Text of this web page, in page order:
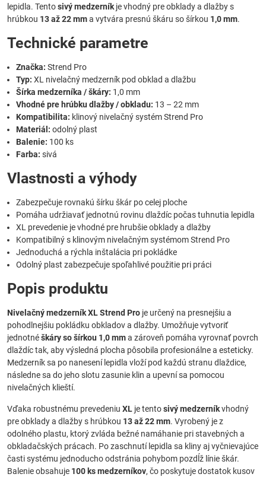
lepidla. Tentosivý medzerník je vhodný pre obklady a dlažby s
hrúbkou 13 až 22 mma vytvára presnú škáru so šírkou 1,0 mm.
Technické parametre
Značka: Strend Pro
Typ: XL nivelačný medzerník pod obklad a dlažbu
Šírka medzerníka / škáry: 1,0 mm
Vhodné pre hrúbku dlažby / obkladu: 13 – 22 mm
Kompatibilita: klinový nivelačný systém Strend Pro
Materiál: odolný plast
Balenie: 100 ks
Farba: sivá
Vlastnosti a výhody
Zabezpečuje rovnakú šírku škár po celej ploche
Pomáha udržiavať jednotnú rovinu dlaždíc počas tuhnutia lepidla
XL prevedenie je vhodné pre hrubšie obklady a dlažby
Kompatibilný s klinovým nivelačným systémom Strend Pro
Jednoduchá a rýchla inštalácia pri pokládke
Odolný plast zabezpečuje spoľahlivé použitie pri práci
Popis produktu
Nivelačný medzerník XL Strend Pro je určený na presnejšiu a
pohodlnejšiu pokládku obkladov a dlažby. Umožňuje vytvoriť
jednotnéškáry so šírkou 1,0 mma zároveň pomáha vyrovnať povrch
dlaždíc tak, aby výsledná plocha pôsobila profesionálne a esteticky.
Medzerník sa po nanesení lepidla vloží pod každú stranu dlaždice,
následne sa do jeho slotu zasunie klin a upevní sa pomocou
nivelačných klieští.
Vďaka robustnému prevedeniu XL je tentosivý medzerníkvhodný
pre obklady a dlažby s hrúbkou 13 až 22 mm. Vyrobený je z
odolného plastu, ktorý zvláda bežné namáhanie pri stavebných a
obkladačských prácach. Po zaschnutí lepidla sa kliny aj vyčnievajúce
časti systému jednoducho odstránia pohybom pozdĺž línie škár.
Balenie obsahuje 100 ks medzerníkov, čo poskytuje dostatok kusov